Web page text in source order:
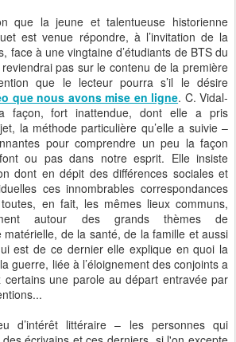
que la jeune et talentueuse historienne
est venue répondre, à l’invitation de la
face à une vingtaine d’étudiants de BTS du
pas sur le contenu de la première
que le lecteur pourra s’il le désire
que nous avons mise en ligne. C. Vidal-
façon, fort inattendue, dont elle a pris
la méthode particulière qu’elle a suivie –
pour comprendre un peu la façon
ou pas dans notre esprit. Elle insiste
dont en dépit des différences sociales et
ces innombrables correspondances
en fait, les mêmes lieux communs,
autour des grands thèmes de
matérielle, de la santé, de la famille et aussi
est de ce dernier elle explique en quoi la
guerre, liée à l’éloignement des conjoints a
une parole au départ entravée par
d’intérêt littéraire – les personnes qui